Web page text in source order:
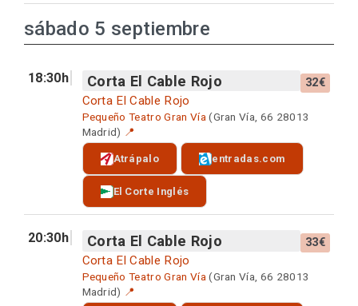
sábado 5 septiembre
18:30h Corta El Cable Rojo 32€
Corta El Cable Rojo
Pequeño Teatro Gran Vía (Gran Vía, 66 28013
Madrid) 📍
Atrápalo entradas.com
El Corte Inglés
20:30h Corta El Cable Rojo 33€
Corta El Cable Rojo
Pequeño Teatro Gran Vía (Gran Vía, 66 28013
Madrid) 📍